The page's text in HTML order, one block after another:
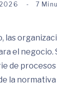
7
las
el negocio.
de
la